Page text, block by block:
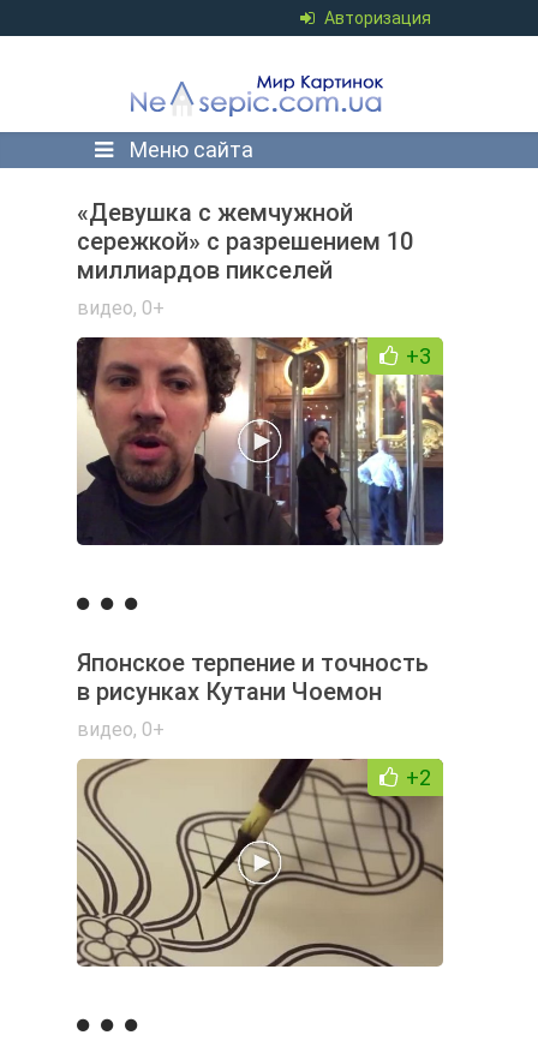
Авторизация
Меню сайта
«Девушка с жемчужной
сережкой» с разрешением 10
миллиардов пикселей
видео, 0+
+3
Японское терпение и точность
в рисунках Кутани Чоемон
видео, 0+
+2